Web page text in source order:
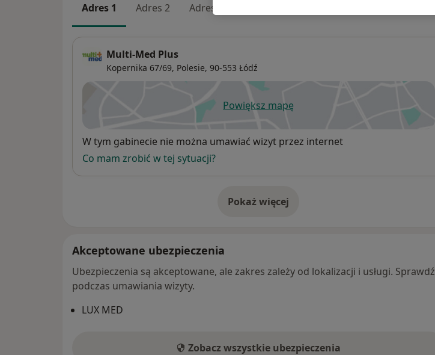
Adres 1 Adres 2 Adres 3
Multi-Med Plus
Kopernika 67/69, Polesie, 90-553 Łódź
Powiększ mapęotwiera się w nowej karcie
Dostępność
W tym gabinecie nie można umawiać wizyt przez internet
Co mam zrobić w tej sytuacji?
Pokaż więcej
o adresie
Akceptowane ubezpieczenia
Ubezpieczenia są akceptowane, ale zakres zależy od lokalizacji i usługi. Sprawdź
podczas umawiania wizyty.
LUX MED
Zobacz wszystkie ubezpieczenia